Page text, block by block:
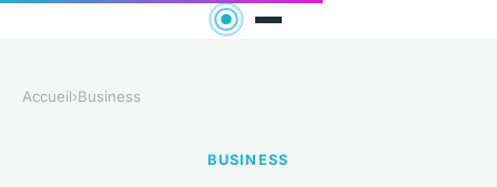
Accueil›Business
BUSINESS